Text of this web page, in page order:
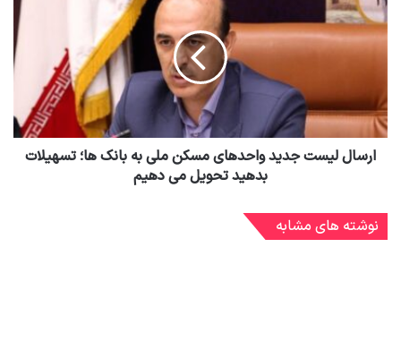
ارسال لیست جدید واحدهای مسکن ملی به بانک ها؛ تسهیلات
بدهید تحویل می دهیم
نوشته های مشابه